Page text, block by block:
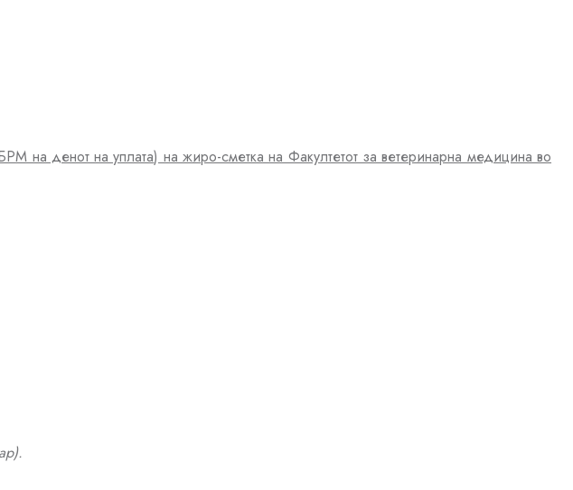
на денот на уплата) на жиро-сметка на Факултетот за ветеринарна медицина во
.